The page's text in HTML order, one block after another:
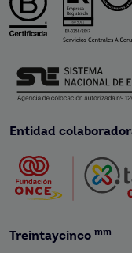
Entidad
Treintaycinco mm